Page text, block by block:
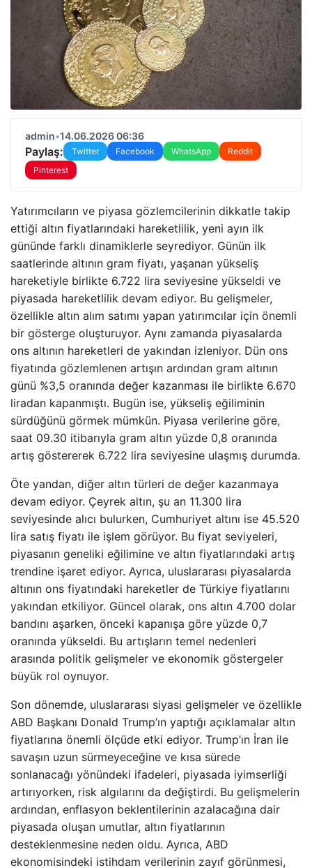
admin•14.06.2026 06:36
Paylaş: Twitter Facebook WhatsApp
Reddit
Pinterest
Yatırımcıların ve piyasa gözlemcilerinin dikkatle takip
ettiği altın fiyatlarındaki hareketlilik, yeni ayın ilk
gününde farklı dinamiklerle seyrediyor. Günün ilk
saatlerinde altının gram fiyatı, yaşanan yükseliş
hareketiyle birlikte 6.722 lira seviyesine yükseldi ve
piyasada hareketlilik devam ediyor. Bu gelişmeler,
özellikle altın alım satımı yapan yatırımcılar için önemli
bir gösterge oluşturuyor. Aynı zamanda piyasalarda
ons altının hareketleri de yakından izleniyor. Dün ons
fiyatında gözlemlenen artışın ardından gram altının
günü %3,5 oranında değer kazanması ile birlikte 6.670
liradan kapanmıştı. Bugün ise, yükseliş eğiliminin
sürdüğünü görmek mümkün. Piyasa verilerine göre,
saat 09.30 itibarıyla gram altın yüzde 0,8 oranında
artış göstererek 6.722 lira seviyesine ulaşmış durumda.
Öte yandan, diğer altın türleri de değer kazanmaya
devam ediyor. Çeyrek altın, şu an 11.300 lira
seviyesinde alıcı bulurken, Cumhuriyet altını ise 45.520
lira satış fiyatı ile işlem görüyor. Bu fiyat seviyeleri,
piyasanın geneliki eğilimine ve altın fiyatlarındaki artış
trendine işaret ediyor. Ayrıca, uluslararası piyasalarda
altının ons fiyatındaki hareketler de Türkiye fiyatlarını
yakından etkiliyor. Güncel olarak, ons altın 4.700 dolar
bandını aşarken, önceki kapanışa göre yüzde 0,7
oranında yükseldi. Bu artışların temel nedenleri
arasında politik gelişmeler ve ekonomik göstergeler
büyük rol oynuyor.
Son dönemde, uluslararası siyasi gelişmeler ve özellikle
ABD Başkanı Donald Trump’ın yaptığı açıklamalar altın
fiyatlarına önemli ölçüde etki ediyor. Trump’ın İran ile
savaşın uzun sürmeyeceğine ve kısa sürede
sonlanacağı yönündeki ifadeleri, piyasada iyimserliği
artırıyorken, risk algılarını da değiştirdi. Bu gelişmelerin
ardından, enflasyon beklentilerinin azalacağına dair
piyasada oluşan umutlar, altın fiyatlarının
desteklenmesine neden oldu. Ayrıca, ABD
ekonomisindeki istihdam verilerinin zayıf görünmesi,